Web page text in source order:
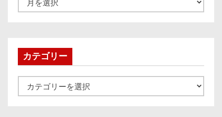
ー
ブカテゴリー
テ